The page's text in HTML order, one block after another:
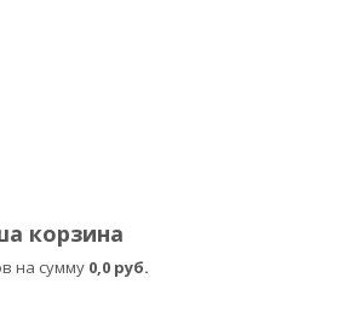
корзина
на сумму 0,0 руб.